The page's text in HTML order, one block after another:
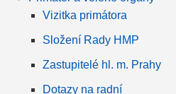
Vizitka primátora
Složení Rady HMP
Zastupitelé hl. m. Prahy
Dotazy na radní